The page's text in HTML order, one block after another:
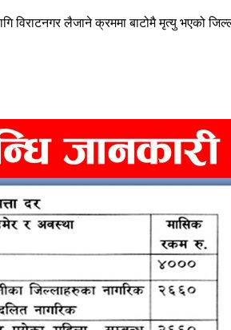
लैजाने क्रममा बाटोमै मृत्यु भएको